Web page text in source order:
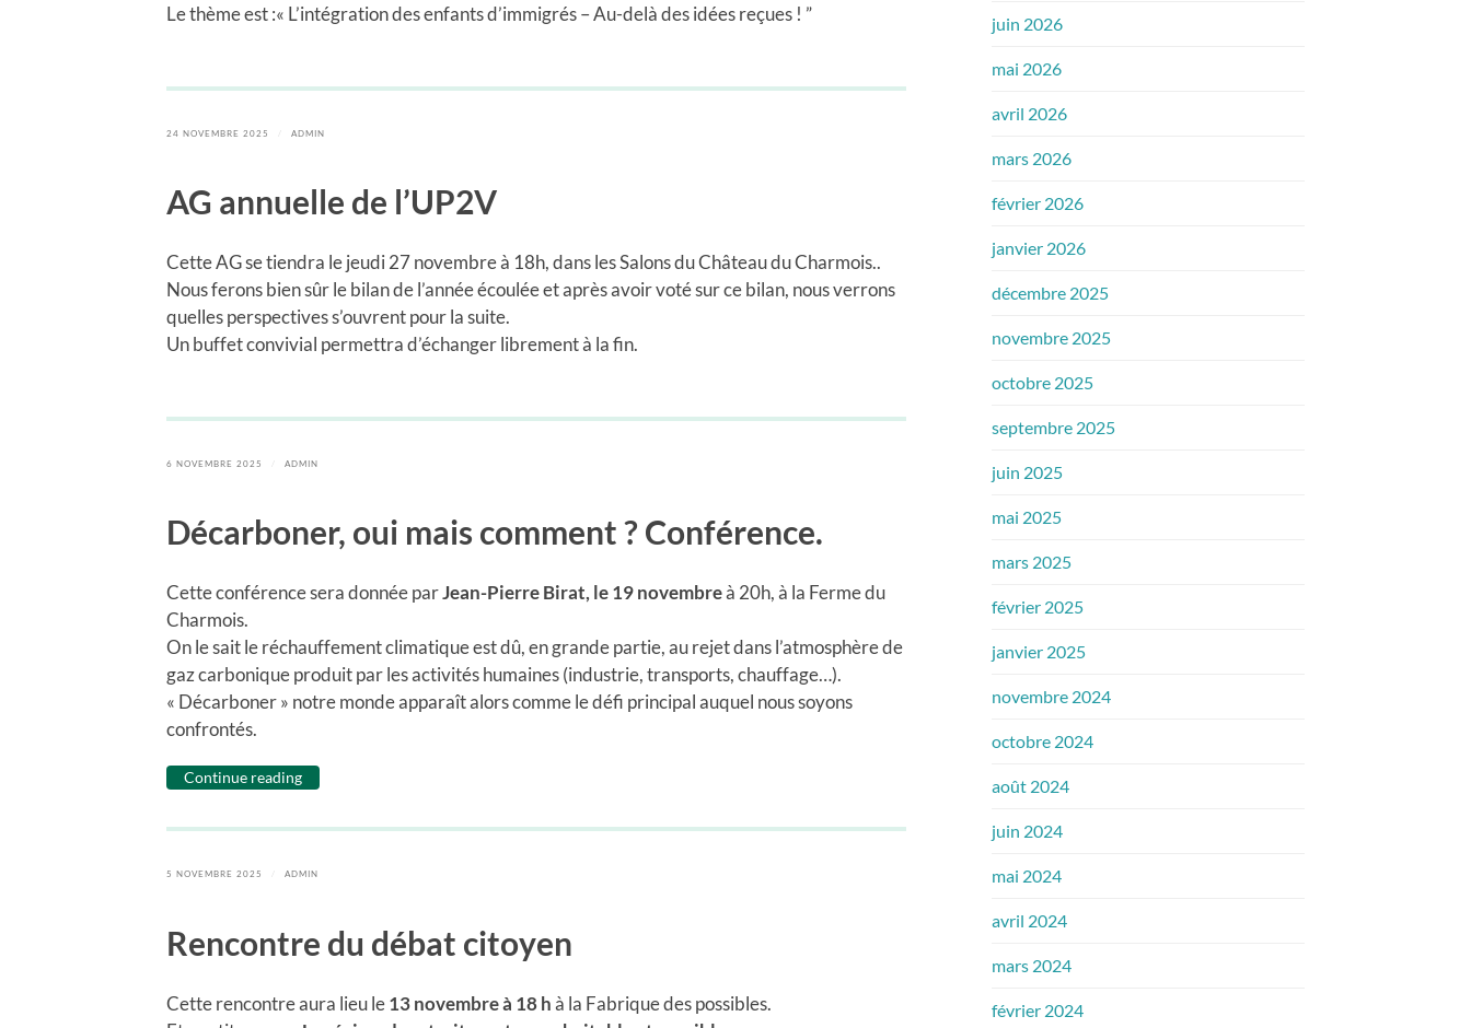
Le thème est :« L’intégration des enfants d’immigrés – Au-delà des idées reçues ! ”
24 NOVEMBRE 2025 ADMIN
AG annuelle de l’UP2V
Cette AG se tiendra le jeudi 27 novembre à 18h, dans les Salons du Château du Charmois..
Nous ferons bien sûr le bilan de l’année écoulée et après avoir voté sur ce bilan, nous verrons
quelles perspectives s’ouvrent pour la suite.
Un buffet convivial permettra d’échanger librement à la fin.
6 NOVEMBRE 2025 ADMIN
Décarboner, oui mais comment ? Conférence.
Cette conférence sera donnée parJean-Pierre Birat, le 19 novembreà 20h, à la Ferme du
Charmois.
On le sait le réchauffement climatique est dû, en grande partie, au rejet dans l’atmosphère de
gaz carbonique produit par les activités humaines (industrie, transports, chauffage…).
« Décarboner » notre monde apparaît alors comme le défi principal auquel nous soyons
confrontés.
Continue reading
5 NOVEMBRE 2025 ADMIN
Rencontre du débat citoyen
Cette rencontre aura lieu le13 novembre à 18 hà la Fabrique des possibles.
juin 2026
mai 2026
avril 2026
mars 2026
février 2026
janvier 2026
décembre 2025
novembre 2025
octobre 2025
septembre 2025
juin 2025
mai 2025
mars 2025
février 2025
janvier 2025
novembre 2024
octobre 2024
août 2024
juin 2024
mai 2024
avril 2024
mars 2024
février 2024